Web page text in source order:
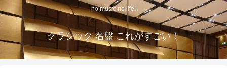
no music no life!
クラシック 名盤 これがすごい！